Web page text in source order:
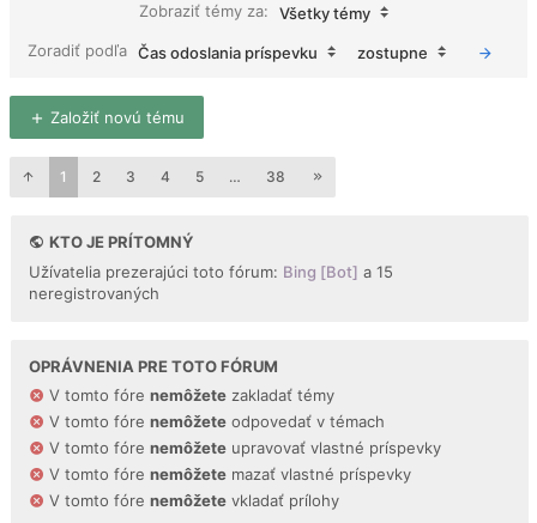
Zobraziť témy za:
Všetky témy
Zoradiť podľa Čas odoslania príspevku zostupne
Založiť novú tému
1 2 3 4 5 … 38
KTO JE PRÍTOMNÝ
Užívatelia prezerajúci toto fórum: Bing [Bot] a 15
neregistrovaných
OPRÁVNENIA PRE TOTO FÓRUM
V tomto fóre nemôžete zakladať témy
V tomto fóre nemôžete odpovedať v témach
V tomto fóre nemôžete upravovať vlastné príspevky
V tomto fóre nemôžete mazať vlastné príspevky
V tomto fóre nemôžete vkladať prílohy